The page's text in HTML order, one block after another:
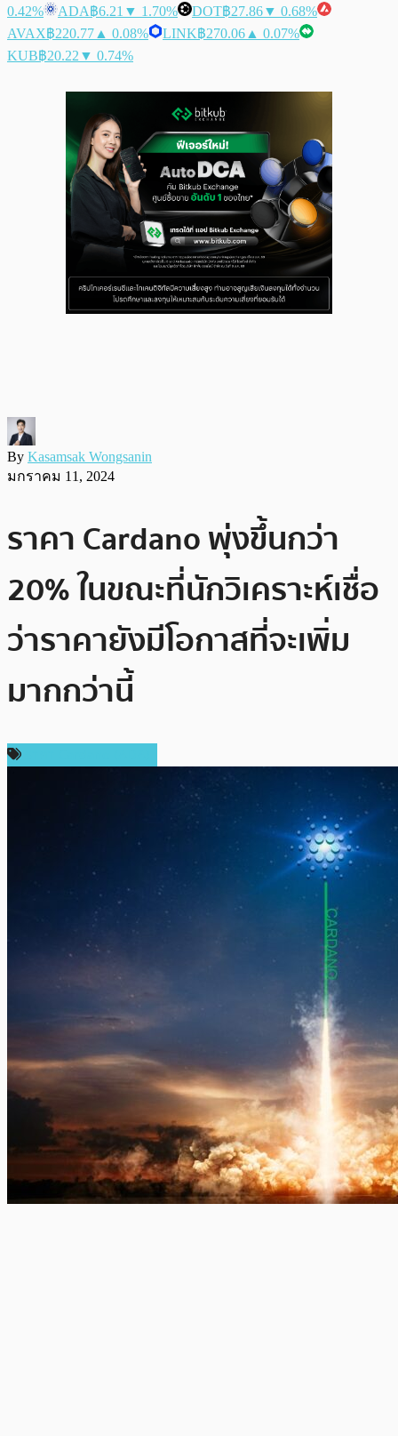
0.42%
ADA฿6.21 ▼ 1.70% DOT฿27.86▼ 0.68%
AVAX฿220.77 ▲ 0.08% LINK฿270.06 ▲ 0.07%
KUB฿20.22 ▼ 0.74%
By Kasamsak Wongsanin
มกราคม 11, 2024
ราคา Cardano พุ่งขึ้นกว่า
20% ในขณะที่นักวิเคราะห์เชื่อ
ว่าราคายังมีโอกาสที่จะเพิ่ม
มากกว่านี้